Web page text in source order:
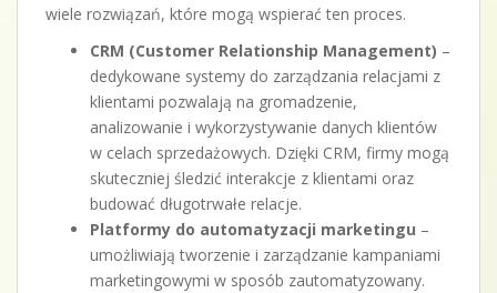
wiele rozwiązań, które mogą wspierać ten proces.
CRM (Customer Relationship Management) –
dedykowane systemy do zarządzania relacjami z
klientami pozwalają na gromadzenie,
analizowanie i wykorzystywanie danych klientów
w celach sprzedażowych. Dzięki CRM, firmy mogą
skuteczniej śledzić interakcje z klientami oraz
budować długotrwałe relacje.
Platformy do automatyzacji marketingu –
umożliwiają tworzenie i zarządzanie kampaniami
marketingowymi w sposób zautomatyzowany.